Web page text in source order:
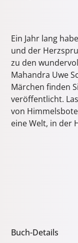
Ein Jahr lang
und der
zu den
Mahandra Uwe
Märchen finden
veröffentlicht.
von
eine Welt, in der
Buch-Details